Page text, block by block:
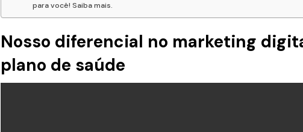
para você! Saiba mais.
Nosso diferencial no marketing
plano de saúde